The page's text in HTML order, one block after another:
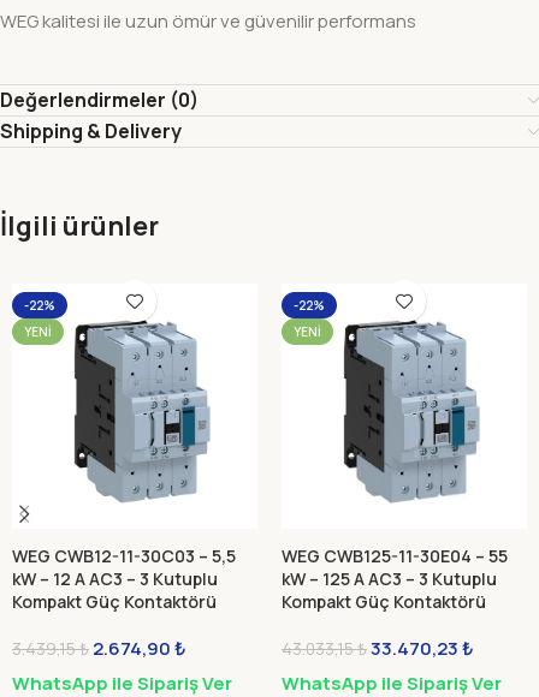
WEG kalitesi ile uzun ömür ve güvenilir performans
Değerlendirmeler (0)
Shipping & Delivery
İlgili ürünler
-22%
YENI
WEG CWB12-11-30C03 – 5,5
kW – 12 A AC3 – 3 Kutuplu
Kompakt Güç Kontaktörü
3.439,15₺ 2.674,90₺
WhatsApp ile Sipariş Ver
-22%
YENI
WEG CWB125-11-30E04 – 55
kW – 125 A AC3 – 3 Kutuplu
Kompakt Güç Kontaktörü
43.033,15₺33.470,23₺
WhatsApp ile Sipariş Ver